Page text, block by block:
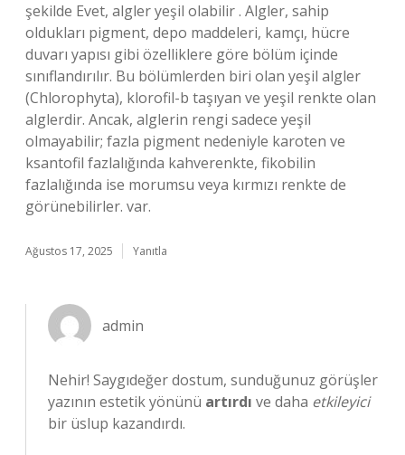
şekilde Evet, algler yeşil olabilir . Algler, sahip
oldukları pigment, depo maddeleri, kamçı, hücre
duvarı yapısı gibi özelliklere göre bölüm içinde
sınıflandırılır. Bu bölümlerden biri olan yeşil algler
(Chlorophyta), klorofil-b taşıyan ve yeşil renkte olan
alglerdir. Ancak, alglerin rengi sadece yeşil
olmayabilir; fazla pigment nedeniyle karoten ve
ksantofil fazlalığında kahverenkte, fikobilin
fazlalığında ise morumsu veya kırmızı renkte de
görünebilirler. var.
Ağustos 17, 2025 Yanıtla
admin
Nehir! Saygıdeğer dostum, sunduğunuz görüşler
yazının estetik yönünü artırdı ve daha etkileyici
bir üslup kazandırdı.